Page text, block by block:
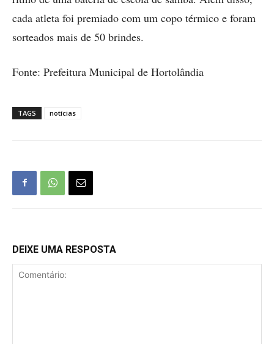
cada atleta foi premiado com um copo térmico e foram
sorteados mais de 50 brindes.
Fonte: Prefeitura Municipal de Hortolândia
TAGS notícias
DEIXE UMA RESPOSTA